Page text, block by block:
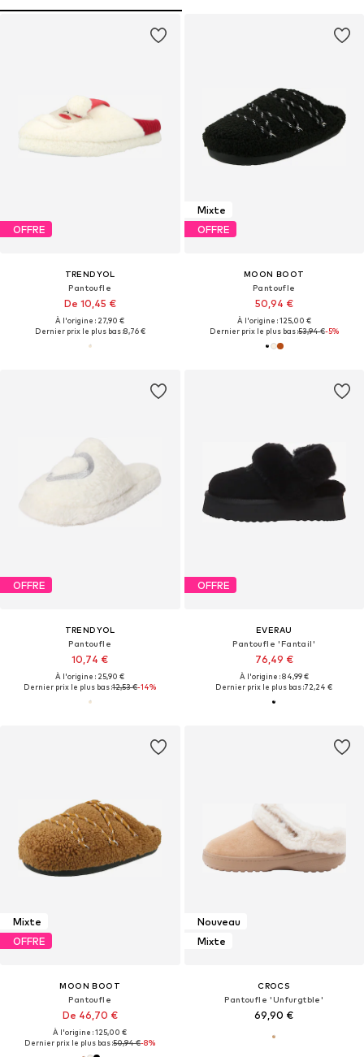
OFFRE
TRENDYOL
Pantoufle
De 10,45 €
À l'origine : 27,90 €
Dernier prix le plus bas :8,76 €
Mixte
OFFRE
MOON BOOT
Pantoufle
50,94 €
À l'origine : 125,00 €
Dernier prix le plus bas :53,94 €-5%
OFFRE
TRENDYOL
Pantoufle
10,74 €
À l'origine : 25,90 €
Dernier prix le plus bas :12,53 €-14%
OFFRE
EVERAU
Pantoufle 'Fantail'
76,49 €
À l'origine : 84,99 €
Dernier prix le plus bas :72,24 €
Mixte
OFFRE
MOON BOOT
Pantoufle
De 46,70 €
À l'origine : 125,00 €
Dernier prix le plus bas :50,94 €-8%
Nouveau
Mixte
CROCS
Pantoufle 'Unfurgtble'
69,90 €